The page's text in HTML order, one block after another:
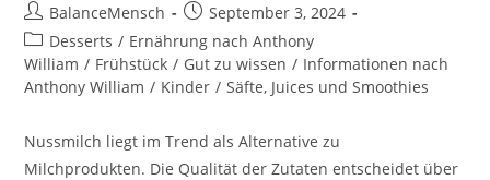
BalanceMensch
September 3, 2024
Desserts / Ernährung nach Anthony
William / Frühstück / Gut zu wissen / Informationen nach
Anthony William / Kinder / Säfte, Juices und Smoothies
Nussmilch liegt im Trend als Alternative zu
Milchprodukten. Die Qualität der Zutaten entscheidet über